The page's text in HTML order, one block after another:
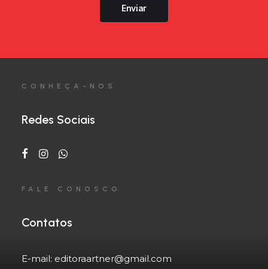
Enviar
CONHEÇA-NOS
Redes Sociais
FALE CONOSCO
Contatos
E-mail: editoraartner@gmail.com